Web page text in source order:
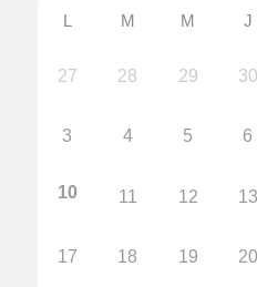
L M M J
27 28 29 30
3 4 5 6
10 11 12 13
17 18 19 20